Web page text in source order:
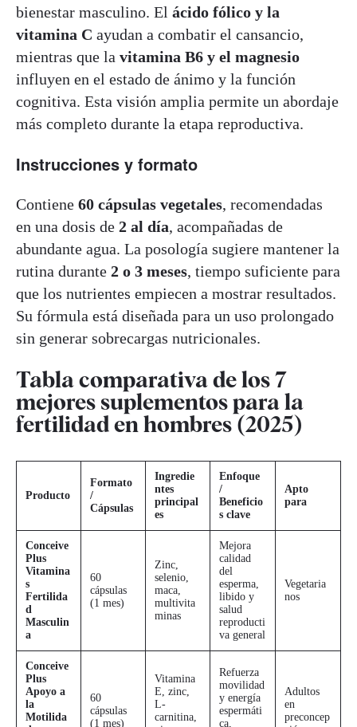
bienestar masculino. El ácido fólico y la
vitamina C ayudan a combatir el cansancio,
mientras que la vitamina B6 y el magnesio
influyen en el estado de ánimo y la función
cognitiva. Esta visión amplia permite un abordaje
más completo durante la etapa reproductiva.
Instrucciones y formato
Contiene 60 cápsulas vegetales, recomendadas
en una dosis de 2 al día, acompañadas de
abundante agua. La posología sugiere mantener la
rutina durante 2 o 3 meses, tiempo suficiente para
que los nutrientes empiecen a mostrar resultados.
Su fórmula está diseñada para un uso prolongado
sin generar sobrecargas nutricionales.
Tabla comparativa de los 7
mejores suplementos para la
fertilidad en hombres (2025)
Producto
Formato
/
Cápsulas
Ingredie
ntes
principal
es
Enfoque
/
Beneficio
s clave
Apto
para
Conceive
Plus
Vitamina
s
Fertilida
d
Masculin
a
60
cápsulas
(1 mes)
Zinc,
selenio,
maca,
multivita
minas
Mejora
calidad
del
esperma,
libido y
salud
reproducti
va general
Vegetaria
nos
Conceive
Plus
Apoyo a
la
Motilida
60
cápsulas
(1 mes)
Vitamina
E, zinc,
L-
carnitina,
Refuerza
movilidad
y energía
espermáti
ca,
Adultos
en
preconcep